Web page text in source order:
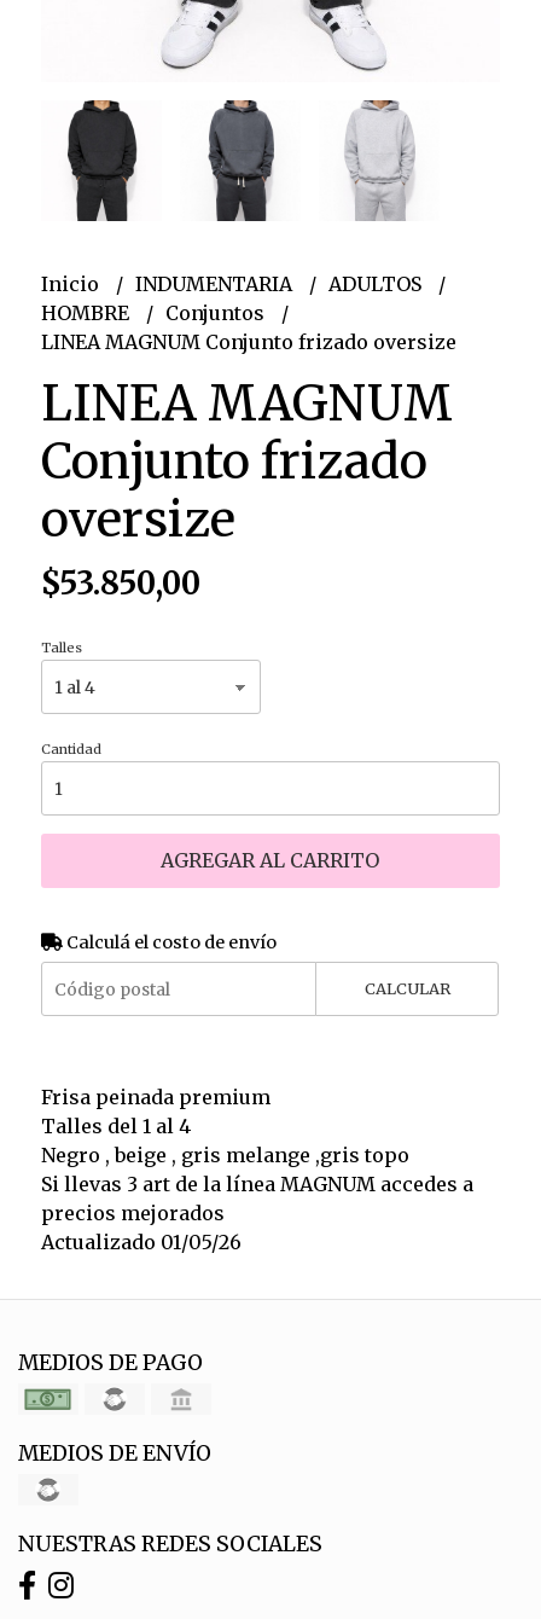
Inicio INDUMENTARIA
ADULTOS
HOMBRE
Conjuntos
LINEA MAGNUM Conjunto frizado oversize
LINEA MAGNUM
Conjunto frizado
oversize
$53.850,00
Talles
Cantidad
AGREGAR AL CARRITO
Calculá el costo de envío
CALCULAR
Frisa peinada premium
Talles del 1 al 4
Negro , beige , gris melange ,gris topo
Si llevas 3 art de la línea MAGNUM accedes a
precios mejorados
Actualizado 01/05/26
MEDIOS DE PAGO
MEDIOS DE ENVÍO
NUESTRAS REDES SOCIALES